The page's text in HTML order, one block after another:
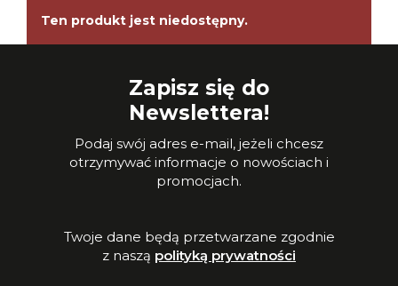
Ten produkt jest niedostępny.
Zapisz się do
Newslettera!
Podaj swój adres e-mail, jeżeli chcesz
otrzymywać informacje o nowościach i
promocjach.
Twoje dane będą przetwarzane zgodnie
z naszą polityką prywatności